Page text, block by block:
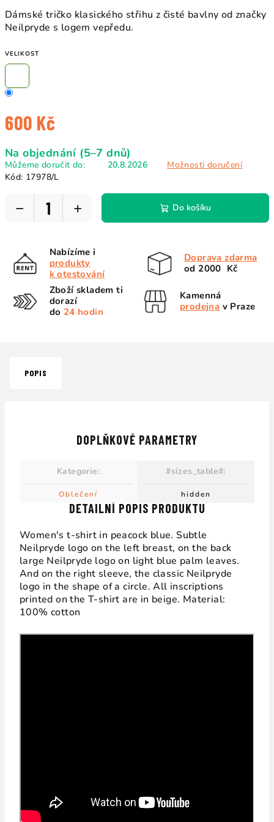
Dámské tričko klasického střihu z čisté bavlny od značky
Neilpryde s logem vepředu.
VELIKOST
600 Kč
cena:
Na objednání (5–7 dnů)
Můžeme doručit do: 20.8.2026
Možnosti doručení
Kód: 17978/L
+
− Do košíku
Nabízíme i
produkty
k otestování
Doprava zdarma
od 2000 Kč
Zboží skladem ti
dorazí
do 24 hodin
Kamenná
prodejna v Praze
POPIS
DETAILNÍ POPIS PRODUKTU
Women's t-shirt in peacock blue. Subtle
Neilpryde logo on the left breast, on the back
large Neilpryde logo on light blue palm leaves.
And on the right sleeve, the classic Neilpryde
logo in the shape of a circle. All inscriptions
printed on the T-shirt are in beige. Material:
100% cotton
DOPLŇKOVÉ PARAMETRY
Kategorie:
Oblečení
#sizes_table#:
hidden